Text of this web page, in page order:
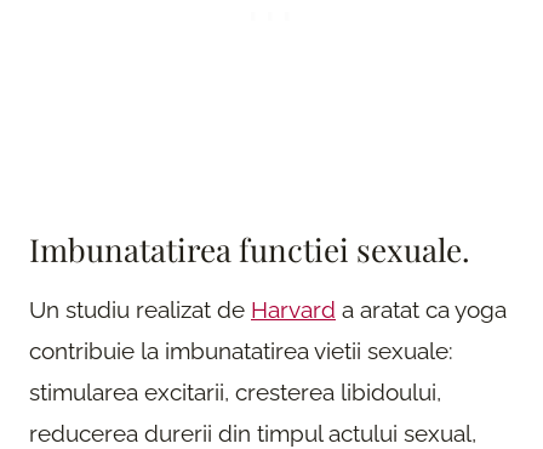
Imbunatatirea functiei sexuale.
Un studiu realizat de Harvard a aratat ca yoga
contribuie la imbunatatirea vietii sexuale:
stimularea excitarii, cresterea libidoului,
reducerea durerii din timpul actului sexual,